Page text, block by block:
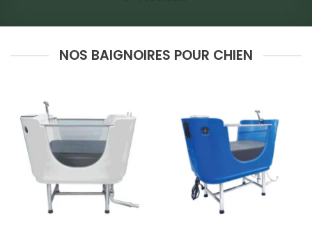
NOS BAIGNOIRES POUR CHIEN